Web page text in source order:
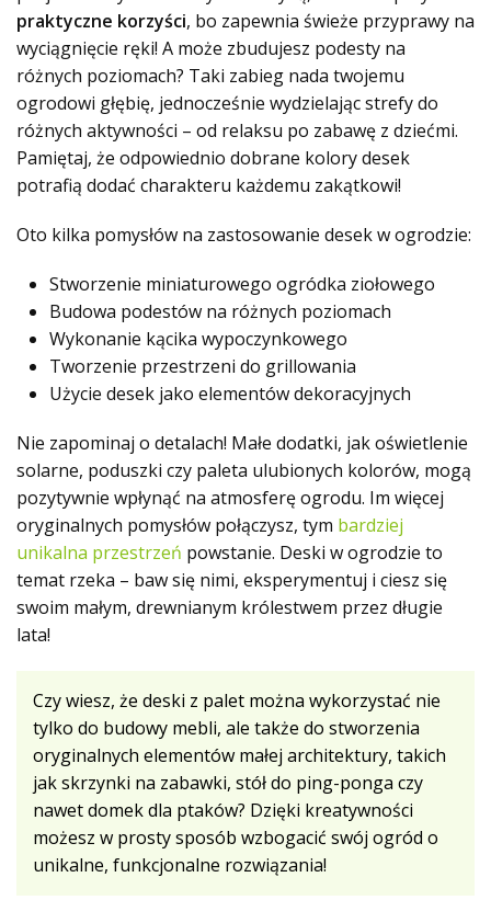
praktyczne korzyści, bo zapewnia świeże przyprawy na
wyciągnięcie ręki! A może zbudujesz podesty na
różnych poziomach? Taki zabieg nada twojemu
ogrodowi głębię, jednocześnie wydzielając strefy do
różnych aktywności – od relaksu po zabawę z dziećmi.
Pamiętaj, że odpowiednio dobrane kolory desek
potrafią dodać charakteru każdemu zakątkowi!
Oto kilka pomysłów na zastosowanie desek w ogrodzie:
Stworzenie miniaturowego ogródka ziołowego
Budowa podestów na różnych poziomach
Wykonanie kącika wypoczynkowego
Tworzenie przestrzeni do grillowania
Użycie desek jako elementów dekoracyjnych
Nie zapominaj o detalach! Małe dodatki, jak oświetlenie
solarne, poduszki czy paleta ulubionych kolorów, mogą
pozytywnie wpłynąć na atmosferę ogrodu. Im więcej
oryginalnych pomysłów połączysz, tym bardziej
unikalna przestrzeń powstanie. Deski w ogrodzie to
temat rzeka – baw się nimi, eksperymentuj i ciesz się
swoim małym, drewnianym królestwem przez długie
lata!
Czy wiesz, że deski z palet można wykorzystać nie
tylko do budowy mebli, ale także do stworzenia
oryginalnych elementów małej architektury, takich
jak skrzynki na zabawki, stół do ping-ponga czy
nawet domek dla ptaków? Dzięki kreatywności
możesz w prosty sposób wzbogacić swój ogród o
unikalne, funkcjonalne rozwiązania!